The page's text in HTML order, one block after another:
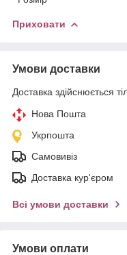
Приховати
Умови доставки
Доставка здійснюється
Нова Пошта
Укрпошта
Самовивіз
Доставка кур'єром
Всі умови доставки
Умови оплати